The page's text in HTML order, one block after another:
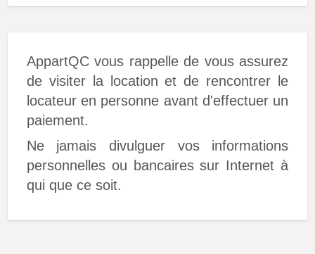
AppartQC vous rappelle de vous assurez
de visiter la location et de rencontrer le
locateur en personne avant d'effectuer un
paiement.
Ne jamais divulguer vos informations
personnelles ou bancaires sur Internet à
qui que ce soit.